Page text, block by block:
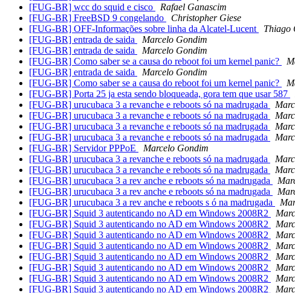
[FUG-BR] wcc do squid e cisco
Rafael Ganascim
[FUG-BR] FreeBSD 9 congelando
Christopher Giese
[FUG-BR] OFF-Informações sobre linha da Alcatel-Lucent
Thiago
[FUG-BR] entrada de saida
Marcelo Gondim
[FUG-BR] entrada de saida
Marcelo Gondim
[FUG-BR] Como saber se a causa do reboot foi um kernel panic?
[FUG-BR] entrada de saida
Marcelo Gondim
[FUG-BR] Como saber se a causa do reboot foi um kernel panic?
[FUG-BR] Porta 25 ja esta sendo bloqueada, gora tem que usar 587
[FUG-BR] urucubaca 3 a revanche e reboots só na madrugada
[FUG-BR] urucubaca 3 a revanche e reboots só na madrugada
[FUG-BR] urucubaca 3 a revanche e reboots só na madrugada
[FUG-BR] urucubaca 3 a revanche e reboots só na madrugada
[FUG-BR] Servidor PPPoE
Marcelo Gondim
[FUG-BR] urucubaca 3 a revanche e reboots só na madrugada
[FUG-BR] urucubaca 3 a revanche e reboots só na madrugada
[FUG-BR] urucubaca 3 a rev anche e reboots só na madrugada
[FUG-BR] urucubaca 3 a rev anche e reboots só na madrugada
[FUG-BR] urucubaca 3 a rev anche e reboots s ó na madrugada
[FUG-BR] Squid 3 autenticando no AD em Windows 2008R2
[FUG-BR] Squid 3 autenticando no AD em Windows 2008R2
[FUG-BR] Squid 3 autenticando no AD em Windows 2008R2
[FUG-BR] Squid 3 autenticando no AD em Windows 2008R2
[FUG-BR] Squid 3 autenticando no AD em Windows 2008R2
[FUG-BR] Squid 3 autenticando no AD em Windows 2008R2
[FUG-BR] Squid 3 autenticando no AD em Windows 2008R2
[FUG-BR] Squid 3 autenticando no AD em Windows 2008R2